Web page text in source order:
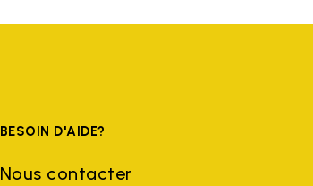
BESOIN D'AIDE?
Nous contacter